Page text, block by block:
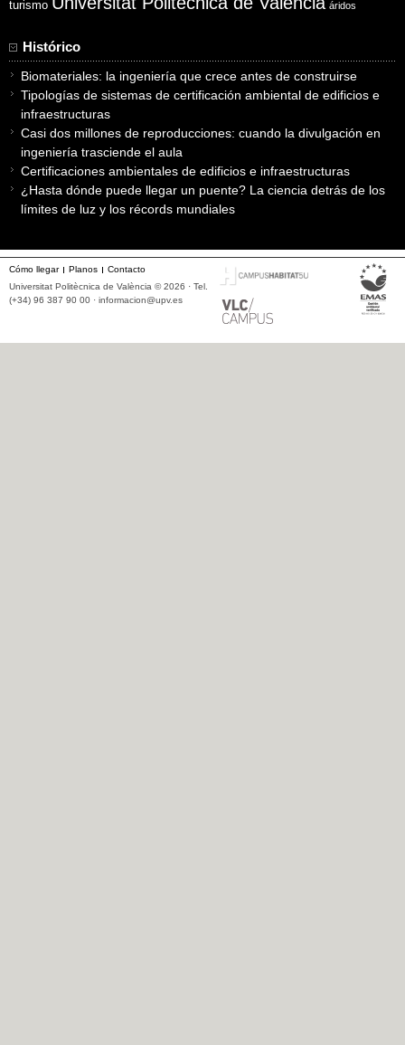
turismo áridos
Histórico
Biomateriales: la ingeniería que crece antes de construirse
Tipologías de sistemas de certificación ambiental de edificios e
infraestructuras
Casi dos millones de reproducciones: cuando la divulgación en
ingeniería trasciende el aula
Certificaciones ambientales de edificios e infraestructuras
¿Hasta dónde puede llegar un puente? La ciencia detrás de los
límites de luz y los récords mundiales
Cómo llegar Planos
Contacto
Universitat Politècnica de València © 2026 · Tel.
(+34) 96 387 90 00 · informacion@upv.es